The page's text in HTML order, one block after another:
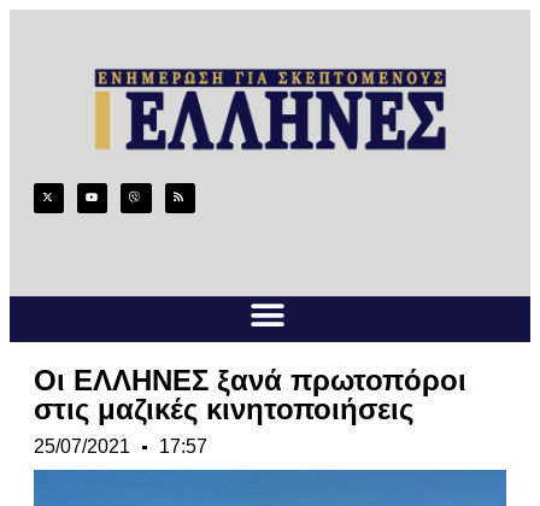
Οι ΕΛΛΗΝΕΣ ξανά πρωτοπόροι
στις μαζικές κινητοποιήσεις
25/07/2021 17:57